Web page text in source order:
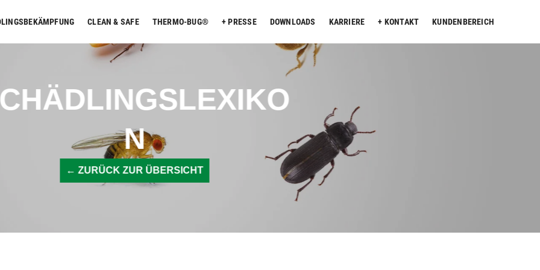
CLEAN & SAFE THERMO-BUG® PRESSE DOWNLOADS KARRIERE KONTAKT KUNDENBEREICH
N
← ZURÜCK ZUR ÜBERSICHT